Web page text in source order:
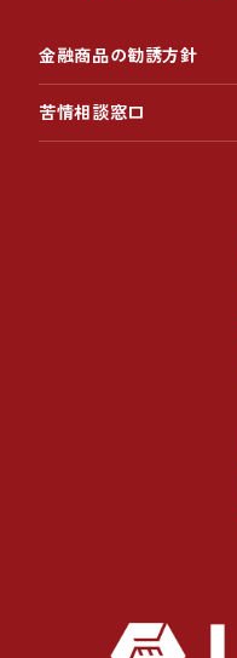
金融商品の勧誘方針
苦情相談窓口